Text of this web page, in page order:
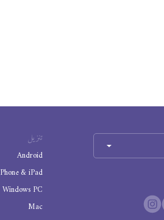
تنزيل
Android
& iPad
Windows PC
Mac